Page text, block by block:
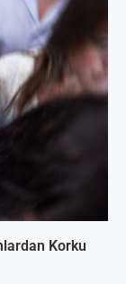
Korku